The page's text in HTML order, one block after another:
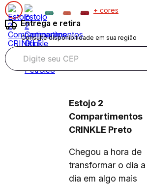
+ cores
Entrega e retira
Consulte disponibilidade em sua região
Estojo 2
Compartimentos
CRINKLE Preto
Chegou a hora de
transformar o dia a
dia em algo mais